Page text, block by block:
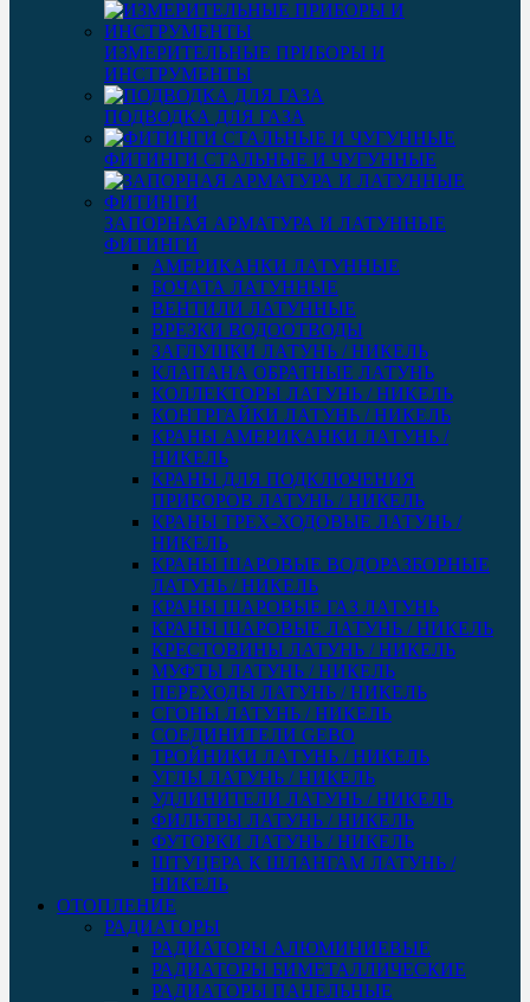
ИЗМЕРИТЕЛЬНЫЕ ПРИБОРЫ И
ИНСТРУМЕНТЫ
ПОДВОДКА ДЛЯ ГАЗА
ФИТИНГИ СТАЛЬНЫЕ И ЧУГУННЫЕ
ЗАПОРНАЯ АРМАТУРА И ЛАТУННЫЕ
ФИТИНГИ
АМЕРИКАНКИ ЛАТУННЫЕ
БОЧАТА ЛАТУННЫЕ
ВЕНТИЛИ ЛАТУННЫЕ
ВРЕЗКИ ВОДООТВОДЫ
ЗАГЛУШКИ ЛАТУНЬ / НИКЕЛЬ
КЛАПАНА ОБРАТНЫЕ ЛАТУНЬ
КОЛЛЕКТОРЫ ЛАТУНЬ / НИКЕЛЬ
КОНТРГАЙКИ ЛАТУНЬ / НИКЕЛЬ
КРАНЫ АМЕРИКАНКИ ЛАТУНЬ /
НИКЕЛЬ
КРАНЫ ДЛЯ ПОДКЛЮЧЕНИЯ
ПРИБОРОВ ЛАТУНЬ / НИКЕЛЬ
КРАНЫ ТРЕХ-ХОДОВЫЕ ЛАТУНЬ /
НИКЕЛЬ
КРАНЫ ШАРОВЫЕ ВОДОРАЗБОРНЫЕ
ЛАТУНЬ / НИКЕЛЬ
КРАНЫ ШАРОВЫЕ ГАЗ ЛАТУНЬ
КРАНЫ ШАРОВЫЕ ЛАТУНЬ / НИКЕЛЬ
КРЕСТОВИНЫ ЛАТУНЬ / НИКЕЛЬ
МУФТЫ ЛАТУНЬ / НИКЕЛЬ
ПЕРЕХОДЫ ЛАТУНЬ / НИКЕЛЬ
СГОНЫ ЛАТУНЬ / НИКЕЛЬ
СОЕДИНИТЕЛИ GEBO
ТРОЙНИКИ ЛАТУНЬ / НИКЕЛЬ
УГЛЫ ЛАТУНЬ / НИКЕЛЬ
УДЛИНИТЕЛИ ЛАТУНЬ / НИКЕЛЬ
ФИЛЬТРЫ ЛАТУНЬ / НИКЕЛЬ
ФУТОРКИ ЛАТУНЬ / НИКЕЛЬ
ШТУЦЕРА К ШЛАНГАМ ЛАТУНЬ /
НИКЕЛЬ
ОТОПЛЕНИЕ
РАДИАТОРЫ
РАДИАТОРЫ АЛЮМИНИЕВЫЕ
РАДИАТОРЫ БИМЕТАЛЛИЧЕСКИЕ
РАДИАТОРЫ ПАНЕЛЬНЫЕ